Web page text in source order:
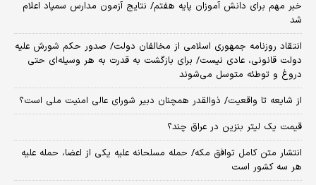
خبر مهم برای دانش آموزان پایه هفتم/ نتایج آزمون مدارس سمپاد اعلام
شد
انتقاد روزنامه جمهوری اسلامی از مخالفان دولت/ صدور حکم شورش علیه
دولت قانونی، عادی نیست/ برای بازگشت به قدرت به هر وسیله‌ای حتی
دروغ و توطئه متوسل می‌شوند
از شایعه تا واقعیت/ ذوالقدر همچنان دبیر شورای ‌عالی امنیت ملی است؟
قیمت یک لیتر بنزین در عراق چند؟
انتشار متن کامل توافق مکه/ حمله مسلحانه علیه یکی از اعضا، حمله علیه
هر سه کشور است